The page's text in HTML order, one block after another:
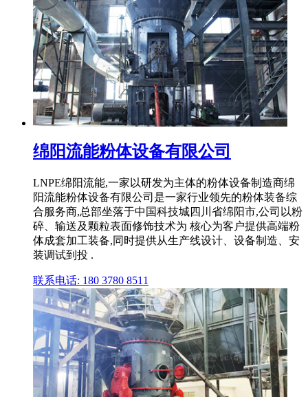
绵阳流能粉体设备有限公司
LNPE绵阳流能,一家以研发为主体的粉体设备制造商绵
阳流能粉体设备有限公司是一家行业领先的粉体装备综
合服务商,总部坐落于中国科技城四川省绵阳市,公司以粉
碎、输送及颗粒表面修饰技术为 核心为客户提供高端粉
体成套加工装备,同时提供从生产线设计、设备制造、安
装调试到投 .
联系电话: 180 3780 8511